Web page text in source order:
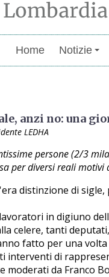
Home Notizie
anzi no: una
LEDHA
persone (2/3
per diversi reali
distinzione di
in digiuno
celere, tanti
fatto per una
interventi di
moderati da Franco